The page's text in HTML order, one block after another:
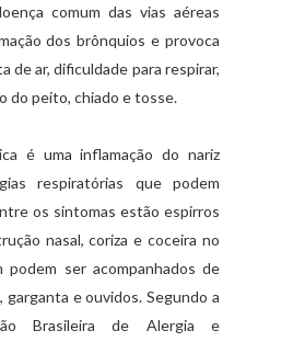
comum das vias aéreas
dos brônquios e provoca
de ar, dificuldade para respirar,
do peito, chiado e tosse.
é uma inflamação do nariz
respiratórias que podem
os sintomas estão espirros
nasal, coriza e coceira no
podem ser acompanhados de
garganta e ouvidos. Segundo a
Brasileira de Alergia e